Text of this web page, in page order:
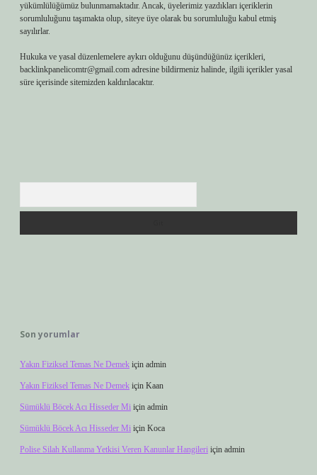
yükümlülüğümüz bulunmamaktadır. Ancak, üyelerimiz yazdıkları içeriklerin
sorumluluğunu taşımakta olup, siteye üye olarak bu sorumluluğu kabul etmiş
sayılırlar.
Hukuka ve yasal düzenlemelere aykırı olduğunu düşündüğünüz içerikleri,
backlinkpanelicomtr@gmail.com adresine bildirmeniz halinde, ilgili içerikler yasal
süre içerisinde sitemizden kaldırılacaktır.
Son yorumlar
Yakın Fiziksel Temas Ne Demek için admin
Yakın Fiziksel Temas Ne Demek için Kaan
Sümüklü Böcek Acı Hisseder Mi için admin
Sümüklü Böcek Acı Hisseder Mi için Koca
Polise Silah Kullanma Yetkisi Veren Kanunlar Hangileri için admin